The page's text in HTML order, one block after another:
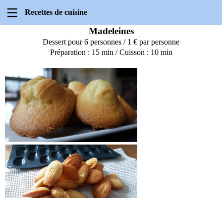
Recettes de cuisine
Madeleines
Dessert pour 6 personnes / 1 € par personne
Préparation : 15 min / Cuisson : 10 min